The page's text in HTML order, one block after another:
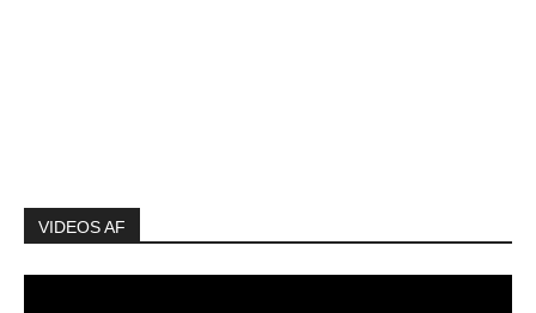
VIDEOS AF